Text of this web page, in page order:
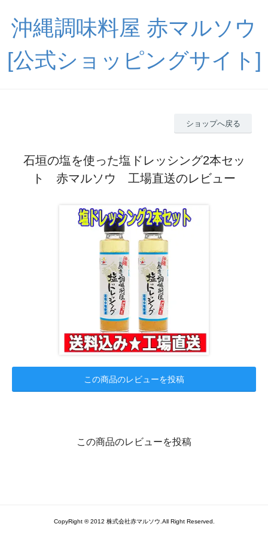
沖縄調味料屋 赤マルソウ
[公式ショッピングサイト]
ショップへ戻る
石垣の塩を使った塩ドレッシング2本セッ
ト 赤マルソウ 工場直送のレビュー
この商品のレビューを投稿
この商品のレビューを投稿
CopyRight ® 2012 株式会社赤マルソウ.All Right Reserved.